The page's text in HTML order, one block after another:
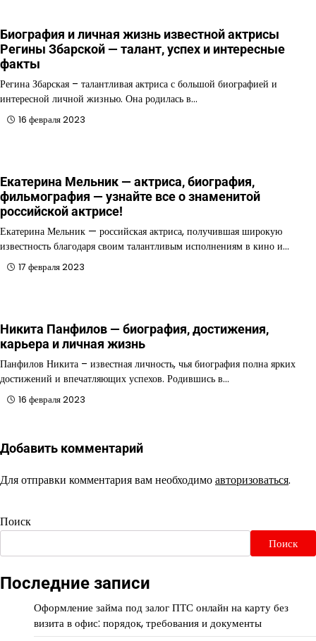
Биография и личная жизнь известной актрисы
Регины Збарской — талант, успех и интересные
факты
Регина Збарская – талантливая актриса с большой биографией и
интересной личной жизнью. Она родилась в…
16 февраля 2023
Екатерина Мельник — актриса, биография,
фильмография — узнайте все о знаменитой
российской актрисе!
Екатерина Мельник — российская актриса, получившая широкую
известность благодаря своим талантливым исполнениям в кино и…
17 февраля 2023
Никита Панфилов — биография, достижения,
карьера и личная жизнь
Панфилов Никита – известная личность, чья биография полна ярких
достижений и впечатляющих успехов. Родившись в…
16 февраля 2023
Добавить комментарий
Для отправки комментария вам необходимоавторизоваться.
Поиск
Поиск
Последние записи
Оформление займа под залог ПТС онлайн на карту без
визита в офис: порядок, требования и документы